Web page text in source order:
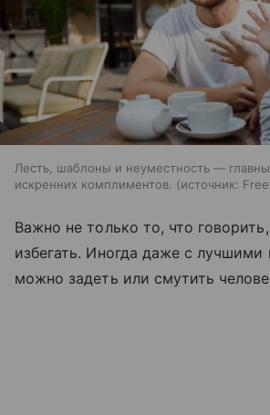
Лесть, шаблоны и неуместность —
искренних комплиментов.
источник:
Важно не только то, что
избегать. Иногда даже с
можно задеть или смутить